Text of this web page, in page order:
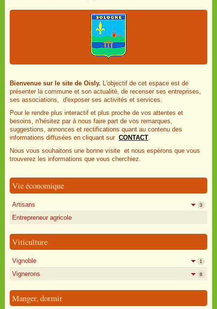
Bienvenue sur le site de Oisly. L'objectif de cet espace est de
présenter la commune et son actualité, de recenser ses entreprises,
ses associations, d'exposer ses activités et services.
Pour le rendre plus interactif et plus proche de vos attentes et
besoins, n'hésitez par à nous faire part de vos remarques,
suggestions, annonces et rectifications quant au contenu des
informations diffusées en cliquant sur CONTACT.
Nous vous souhaitons une bonne visite et nous espèrons que vous
trouverez les informations que vous cherchiez.
Vie économique
Artisans 3
Entrepreneur agricole
Viticulture
Vignoble 1
Vignerons 8
Manger, dormir